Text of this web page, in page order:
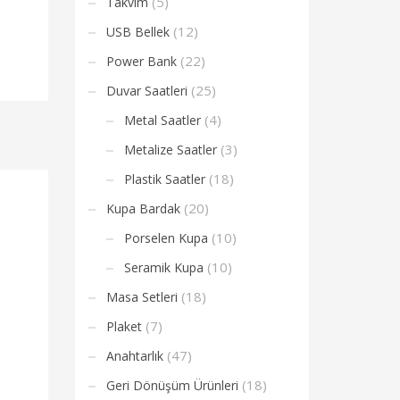
USB Bellek (12)
Power Bank (22)
Duvar Saatleri (25)
Metal Saatler (4)
Metalize Saatler (3)
Plastik Saatler (18)
Kupa Bardak (20)
Porselen Kupa (10)
Seramik Kupa (10)
Masa Setleri (18)
Plaket (7)
Anahtarlık (47)
Geri Dönüşüm Ürünleri (18)